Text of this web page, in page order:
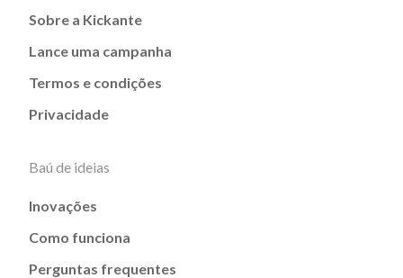
Sobre a Kickante
Lance uma campanha
Termos e condições
Privacidade
Baú de ideias
Inovações
Como funciona
Perguntas frequentes